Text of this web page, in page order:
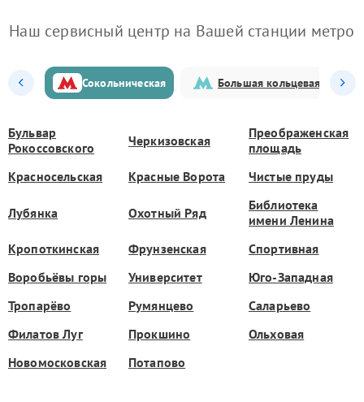
Наш сервисный центр на Вашей станции метро
Сокольническая Большая кольцевая
Бульвар
Рокоссовского
Черкизовская
Преображенская
площадь
Красносельская
Красные Ворота Чистые пруды
Лубянка Охотный Ряд
Библиотека
имени Ленина
Кропоткинская
Фрунзенская
Спортивная
Воробьёвы горы
Университет
Юго-Западная
Тропарёво
Румянцево
Саларьево
Филатов Луг
Прокшино
Ольховая
Новомосковская
Потапово